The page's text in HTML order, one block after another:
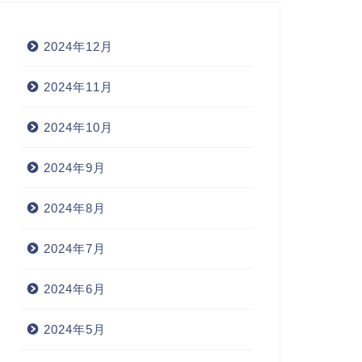
2024年12月
2024年11月
2024年10月
2024年9月
2024年8月
2024年7月
2024年6月
2024年5月